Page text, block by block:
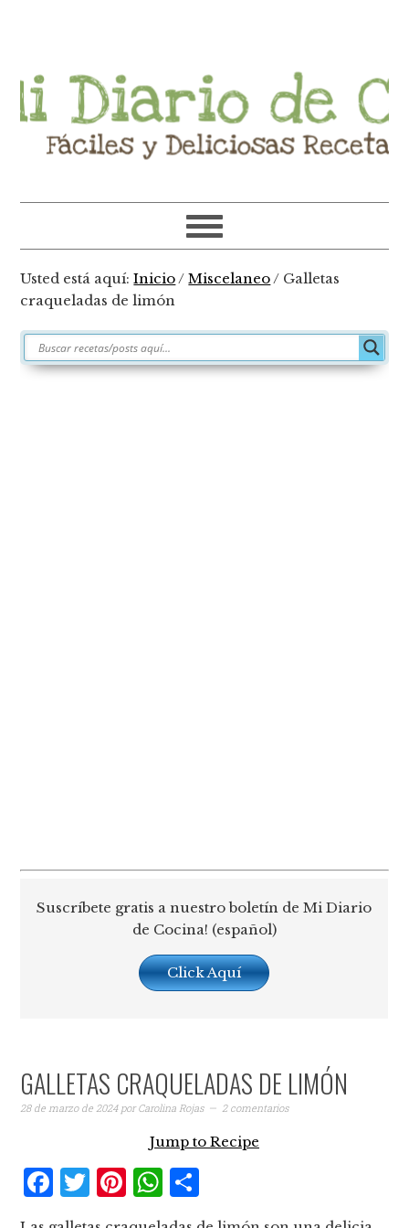
principal
principal
barra
lateral
primaria
de
página
Usted está aquí:Inicio/ Miscelaneo/ Galletas
craqueladas de limón
Suscríbete gratis a nuestro boletín de Mi Diario
de Cocina! (español)
Click Aquí
GALLETAS CRAQUELADAS DE LIMÓN
28 de marzo de 2024porCarolina Rojas 2 comentarios
Jump to Recipe
Facebook
Twitter
Pinterest
WhatsApp